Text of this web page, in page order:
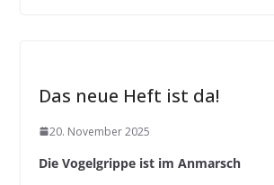
Das neue Heft ist da!
20. November 2025
Die Vogelgrippe ist im Anmarsch